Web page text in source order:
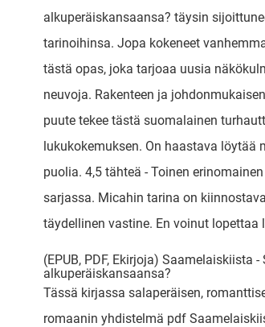
alkuperäiskansaansa? täysin
tarinoihinsa. Jopa kokeneet
tästä opas, joka tarjoaa uusia
neuvoja. Rakenteen ja
puute tekee tästä suomalainen
lukukokemuksen. On haastava löytää
puolia. 4,5 tähteä - Toinen
sarjassa. Micahin tarina on
täydellinen vastine. En voinut lopettaa
(EPUB, PDF, Ekirjoja) Saamelaiskiista
alkuperäiskansaansa?
Tässä kirjassa salaperäisen,
romaanin yhdistelmä pdf